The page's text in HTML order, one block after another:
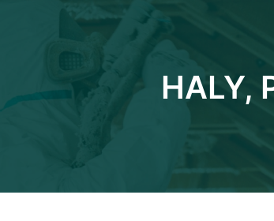
HALY,